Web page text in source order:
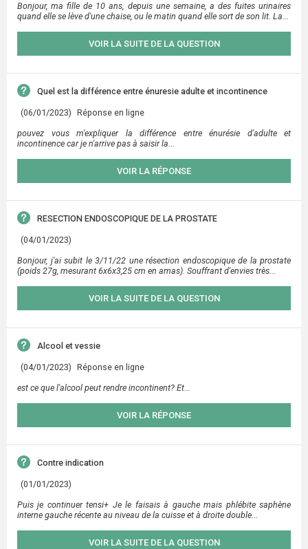
Bonjour, ma fille de 10 ans, depuis une semaine, a des fuites urinaires
quand elle se lève d'une chaise, ou le matin quand elle sort de son lit. La...
VOIR LA SUITE DE LA QUESTION
Quel est la différence entre énuresie adulte et incontinence
(06/01/2023) Réponse en ligne
pouvez vous m'expliquer la différence entre énurésie d'adulte et
incontinence car je n'arrive pas à saisir la...
VOIR LA RÉPONSE
RESECTION ENDOSCOPIQUE DE LA PROSTATE
(04/01/2023)
Bonjour, j'ai subit le 3/11/22 une résection endoscopique de la prostate
(poids 27g, mesurant 6x6x3,25 cm en amas). Souffrant d'envies très...
VOIR LA SUITE DE LA QUESTION
Alcool et vessie
(04/01/2023) Réponse en ligne
est ce que l'alcool peut rendre incontinent? Et...
VOIR LA RÉPONSE
Contre indication
(01/01/2023)
Puis je continuer tensi+ Je le faisais à gauche mais phlébite saphène
interne gauche récente au niveau de la cuisse et à droite double...
VOIR LA SUITE DE LA QUESTION